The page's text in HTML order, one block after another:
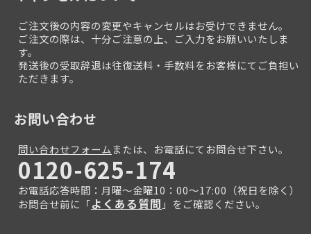
ご注文後の内容の変更やキャンセルはお受けできません。
ご注文の際は、十分ご注意の上、ご入力をお願いいたしま
す。
発送後の受取辞退は往復送料・手数料をお客様にてご負担い
ただきます。
お問い合わせ
問い合わせフォームまたは、お電話にてお問合せ下さい。
0120-625-174
お電話応答時間：月曜～金曜10：00～17:00（祝日を除く）
お問合せ前に「よくある質問 」をご確認ください。